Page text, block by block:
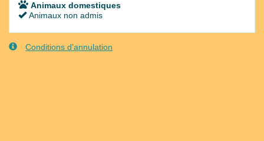
Animaux domestiques
Animaux non admis
Conditions d'annulation